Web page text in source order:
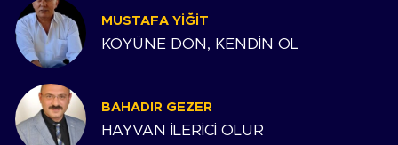
MUSTAFA YIĞIT
KÖYÜNE DÖN, KENDİN OL
BAHADIR GEZER
HAYVAN İLERİCİ OLUR